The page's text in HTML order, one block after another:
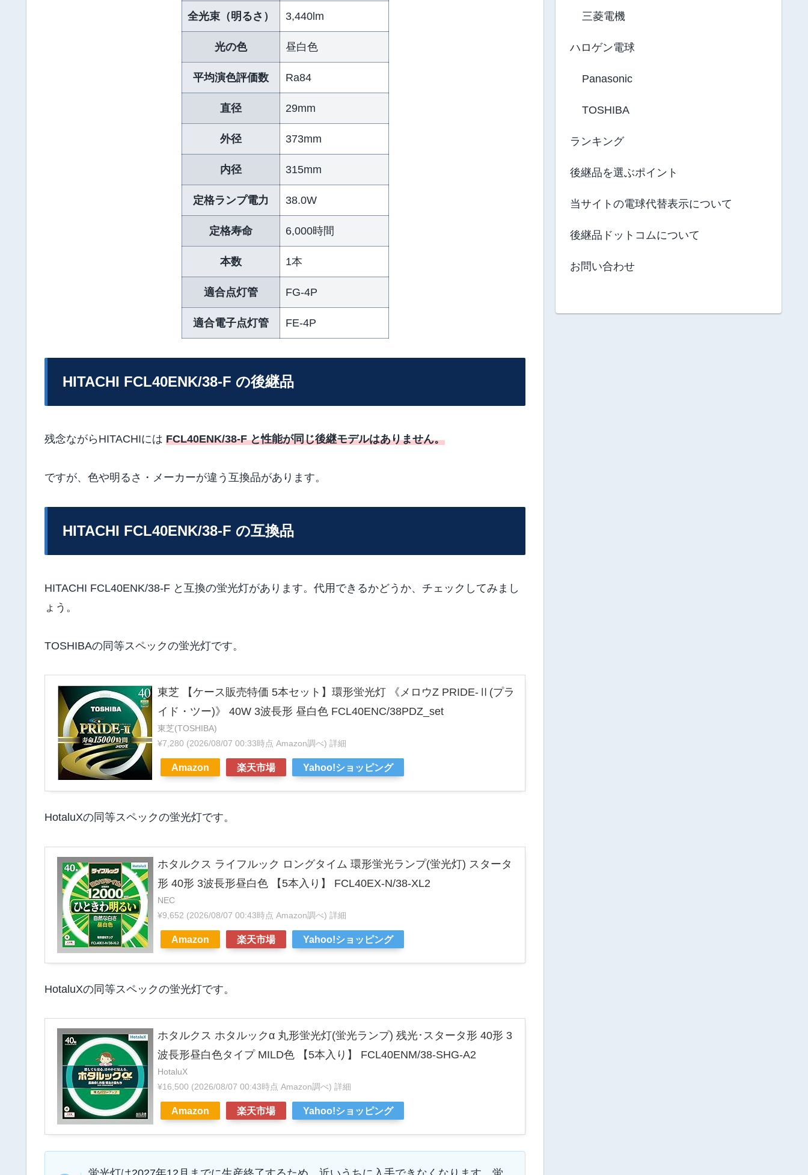
全光束（明るさ） 3,440lm
光の色 昼白色
平均演色評価数 Ra84
直径 29mm
外径 373mm
内径 315mm
定格ランプ電力 38.0W
定格寿命 6,000時間
本数 1本
適合点灯管 FG-4P
適合電子点灯管 FE-4P
HITACHI FCL40ENK/38-F の後継品
残念ながらHITACHIには FCL40ENK/38-F と性能が同じ後継モデルはありません。
ですが、色や明るさ・メーカーが違う互換品があります。
HITACHI FCL40ENK/38-F の互換品
HITACHI FCL40ENK/38-F と互換の蛍光灯があります。代用できるかどうか、チェックしてみまし
ょう。
TOSHIBAの同等スペックの蛍光灯です。
東芝 【ケース販売特価 5本セット】環形蛍光灯 《メロウZ PRIDE-Ⅱ(プラ
イド・ツー)》 40W 3波長形 昼白色 FCL40ENC/38PDZ_set
東芝(TOSHIBA)
¥7,280 (2026/08/07 00:33時点 Amazon調べ) 詳細
Amazon 楽天市場 Yahoo!ショッピング
HotaluXの同等スペックの蛍光灯です。
ホタルクス ライフルック ロングタイム 環形蛍光ランプ(蛍光灯) スタータ
形 40形 3波長形昼白色 【5本入り】 FCL40EX-N/38-XL2
NEC
¥9,652 (2026/08/07 00:43時点 Amazon調べ) 詳細
Amazon 楽天市場 Yahoo!ショッピング
HotaluXの同等スペックの蛍光灯です。
ホタルクス ホタルックα 丸形蛍光灯(蛍光ランプ) 残光･スタータ形 40形 3
波長形昼白色タイプ MILD色 【5本入り】 FCL40ENM/38-SHG-A2
HotaluX
¥16,500 (2026/08/07 00:43時点 Amazon調べ) 詳細
Amazon 楽天市場 Yahoo!ショッピング
三菱電機
ハロゲン電球
Panasonic
TOSHIBA
ランキング
後継品を選ぶポイント
当サイトの電球代替表示について
後継品ドットコムについて
お問い合わせ